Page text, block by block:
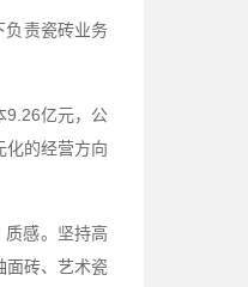
负责瓷砖业务
9.26亿元，公
化的经营方向
感。坚持高
面砖、艺术瓷